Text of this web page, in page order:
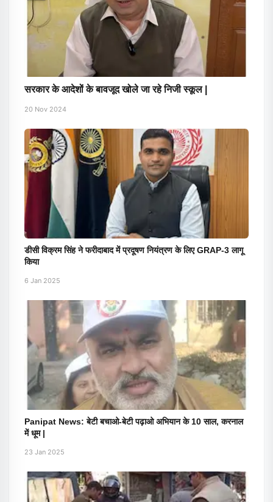
सरकार के आदेशों के बावजूद खोले जा रहे निजी स्कूल |
20 Nov 2024
डीसी विक्रम सिंह ने फरीदाबाद में प्रदूषण नियंत्रण के लिए GRAP-3 लागू
किया
6 Jan 2025
Panipat News: बेटी बचाओ-बेटी पढ़ाओ अभियान के 10 साल, करनाल
में धूम |
23 Jan 2025